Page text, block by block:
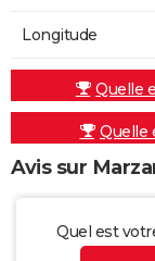
Longitude
Quelle
Quelle
Avis sur
Quel est